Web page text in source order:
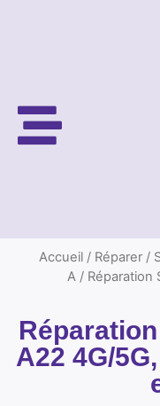
Accueil/ Réparer/
A/ Réparation
A22 4G/